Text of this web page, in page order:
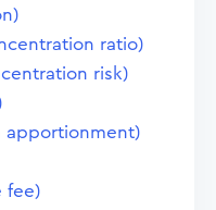
ratio)
risk)
apportionment)
fee)